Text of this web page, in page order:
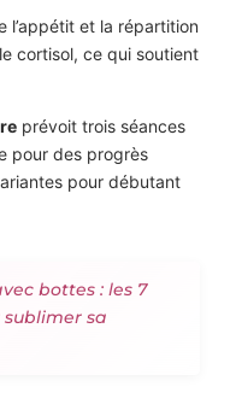
l’appétit et la répartition
cortisol, ce qui soutient
prévoit trois séances
pour des progrès
pour débutant
bottes : les 7
sa